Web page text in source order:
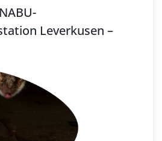
NABU-
Leverkusen –